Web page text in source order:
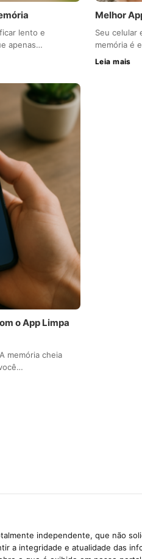
lento e
apenas…
Melhor
Seu celular
memória é
Leia mais
o App Limpa
memória cheia
independente, que não
a integridade e atualidade das